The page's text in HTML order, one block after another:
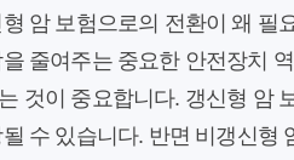
암 보험으로의 전환이 왜
줄여주는 중요한 안전장치
것이 중요합니다. 갱신형 암
수 있습니다. 반면 비갱신형